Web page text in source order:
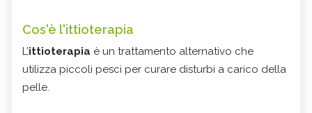
Cos'è l'ittioterapia
L’ittioterapia è un trattamento alternativo che
utilizza piccoli pesci per curare disturbi a carico della
pelle.